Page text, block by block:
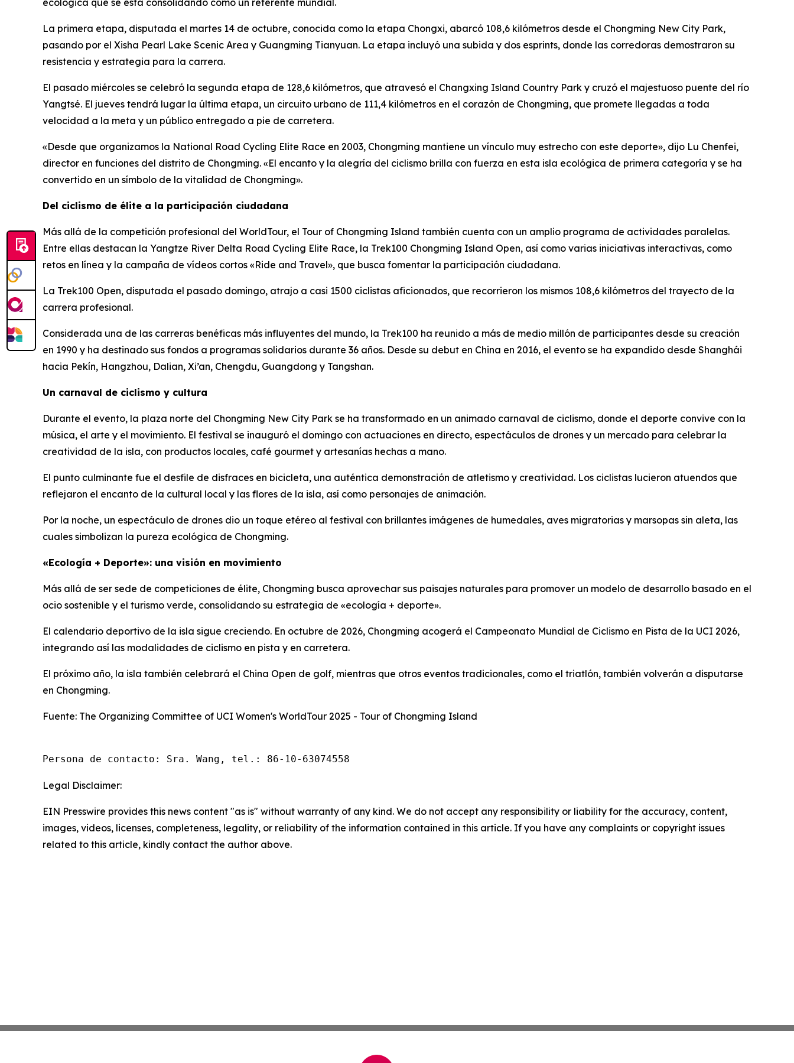
ecológica que se está consolidando como un referente mundial.
La primera etapa, disputada el martes 14 de octubre, conocida como la etapa Chongxi, abarcó 108,6 kilómetros desde el Chongming New City Park,
pasando por el Xisha Pearl Lake Scenic Area y Guangming Tianyuan. La etapa incluyó una subida y dos esprints, donde las corredoras demostraron su
resistencia y estrategia para la carrera.
El pasado miércoles se celebró la segunda etapa de 128,6 kilómetros, que atravesó el Changxing Island Country Park y cruzó el majestuoso puente del río
Yangtsé. El jueves tendrá lugar la última etapa, un circuito urbano de 111,4 kilómetros en el corazón de Chongming, que promete llegadas a toda
velocidad a la meta y un público entregado a pie de carretera.
«Desde que organizamos la National Road Cycling Elite Race en 2003, Chongming mantiene un vínculo muy estrecho con este deporte», dijo Lu Chenfei,
director en funciones del distrito de Chongming. «El encanto y la alegría del ciclismo brilla con fuerza en esta isla ecológica de primera categoría y se ha
convertido en un símbolo de la vitalidad de Chongming».
Del ciclismo de élite a la participación ciudadana
Más allá de la competición profesional del WorldTour, el Tour of Chongming Island también cuenta con un amplio programa de actividades paralelas.
Entre ellas destacan la Yangtze River Delta Road Cycling Elite Race, la Trek100 Chongming Island Open, así como varias iniciativas interactivas, como
retos en línea y la campaña de vídeos cortos «Ride and Travel», que busca fomentar la participación ciudadana.
La Trek100 Open, disputada el pasado domingo, atrajo a casi 1500 ciclistas aficionados, que recorrieron los mismos 108,6 kilómetros del trayecto de la
carrera profesional.
Considerada una de las carreras benéficas más influyentes del mundo, la Trek100 ha reunido a más de medio millón de participantes desde su creación
en 1990 y ha destinado sus fondos a programas solidarios durante 36 años. Desde su debut en China en 2016, el evento se ha expandido desde Shanghái
hacia Pekín, Hangzhou, Dalian, Xi’an, Chengdu, Guangdong y Tangshan.
Un carnaval de ciclismo y cultura
Durante el evento, la plaza norte del Chongming New City Park se ha transformado en un animado carnaval de ciclismo, donde el deporte convive con la
música, el arte y el movimiento. El festival se inauguró el domingo con actuaciones en directo, espectáculos de drones y un mercado para celebrar la
creatividad de la isla, con productos locales, café gourmet y artesanías hechas a mano.
El punto culminante fue el desfile de disfraces en bicicleta, una auténtica demonstración de atletismo y creatividad. Los ciclistas lucieron atuendos que
reflejaron el encanto de la cultural local y las flores de la isla, así como personajes de animación.
Por la noche, un espectáculo de drones dio un toque etéreo al festival con brillantes imágenes de humedales, aves migratorias y marsopas sin aleta, las
cuales simbolizan la pureza ecológica de Chongming.
«Ecología + Deporte»: una visión en movimiento
Más allá de ser sede de competiciones de élite, Chongming busca aprovechar sus paisajes naturales para promover un modelo de desarrollo basado en el
ocio sostenible y el turismo verde, consolidando su estrategia de «ecología + deporte».
El calendario deportivo de la isla sigue creciendo. En octubre de 2026, Chongming acogerá el Campeonato Mundial de Ciclismo en Pista de la UCI 2026,
integrando así las modalidades de ciclismo en pista y en carretera.
El próximo año, la isla también celebrará el China Open de golf, mientras que otros eventos tradicionales, como el triatlón, también volverán a disputarse
en Chongming.
Fuente: The Organizing Committee of UCI Women's WorldTour 2025 - Tour of Chongming Island
Persona de contacto: Sra. Wang, tel.: 86-10-63074558
Legal Disclaimer:
EIN Presswire provides this news content "as is" without warranty of any kind. We do not accept any responsibility or liability for the accuracy, content,
images, videos, licenses, completeness, legality, or reliability of the information contained in this article. If you have any complaints or copyright issues
related to this article, kindly contact the author above.